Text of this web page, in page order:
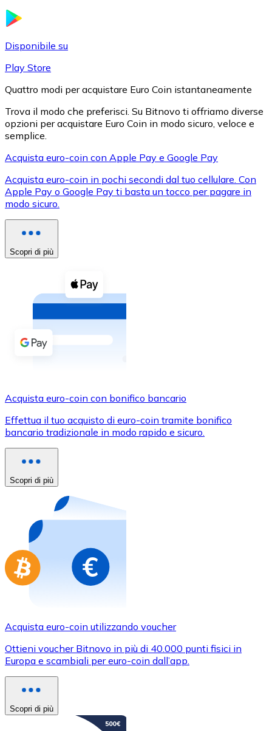
XRP
XRP
Vedi tutto
Buoni cripto
Acquista criptovalute in contanti e altri mezzi di
Acquista con contanti
Bonifico SEPA
Usa le carte Visa e Mastercard per acquistare
Acquista con carta
Acquista gift card dei tuoi marchi preferiti con
Vai al negozio di carte regalo
Disponibile su
Play Store
Quattro modi per acquistare Euro Coin istantaneamente
Trova il modo che preferisci. Su Bitnovo ti offriamo diverse
opzioni per acquistare Euro Coin in modo sicuro, veloce e
semplice.
Acquista euro-coin con Apple Pay e Google Pay
Acquista euro-coin in pochi secondi dal tuo cellulare. Con
Apple Pay o Google Pay ti basta un tocco per pagare in
modo sicuro.
Scopri di più
Acquista euro-coin con bonifico bancario
Effettua il tuo acquisto di euro-coin tramite bonifico
bancario tradizionale in modo rapido e sicuro.
Scopri di più
Acquista euro-coin utilizzando voucher
Ottieni voucher Bitnovo in più di 40.000 punti fisici in
Europa e scambiali per euro-coin dall’app.
Scopri di più